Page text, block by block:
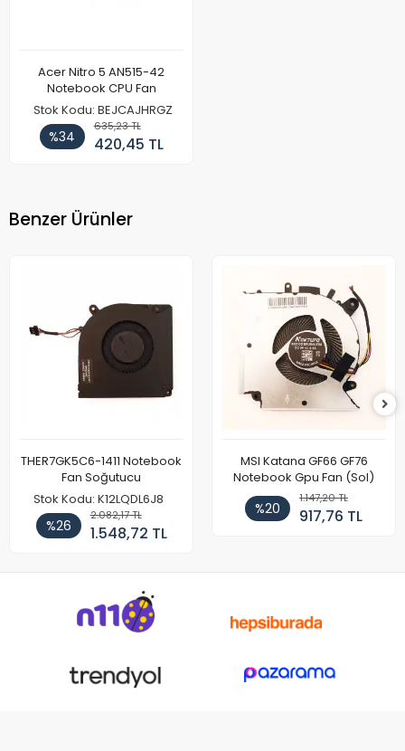
Acer Nitro 5 AN515-42
Notebook CPU Fan
Stok Kodu: BEJCAJHRGZ
%34
635,23 TL
420,45 TL
Benzer Ürünler
THER7GK5C6-1411 Notebook
Fan Soğutucu
Stok Kodu: K12LQDL6J8
%26
2.082,17 TL
1.548,72 TL
MSI Katana GF66 GF76
Notebook Gpu Fan (Sol)
%20
1.147,20 TL
917,76 TL